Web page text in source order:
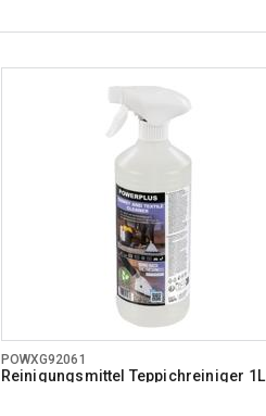
POWXG92061
Reinigungsmittel Teppichreiniger 1L